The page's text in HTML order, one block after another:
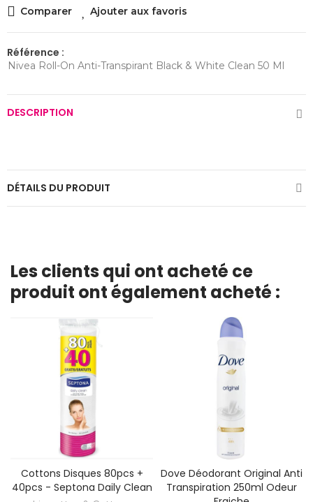
Comparer Ajouter aux favoris
Référence :
Nivea Roll-On Anti-Transpirant Black & White Clean 50 Ml
DESCRIPTION
DÉTAILS DU PRODUIT
Les clients qui ont acheté ce
produit ont également acheté :
Cottons Disques 80pcs +
40pcs - Septona Daily Clean
Dove Déodorant Original Anti
Transpiration 250ml Odeur